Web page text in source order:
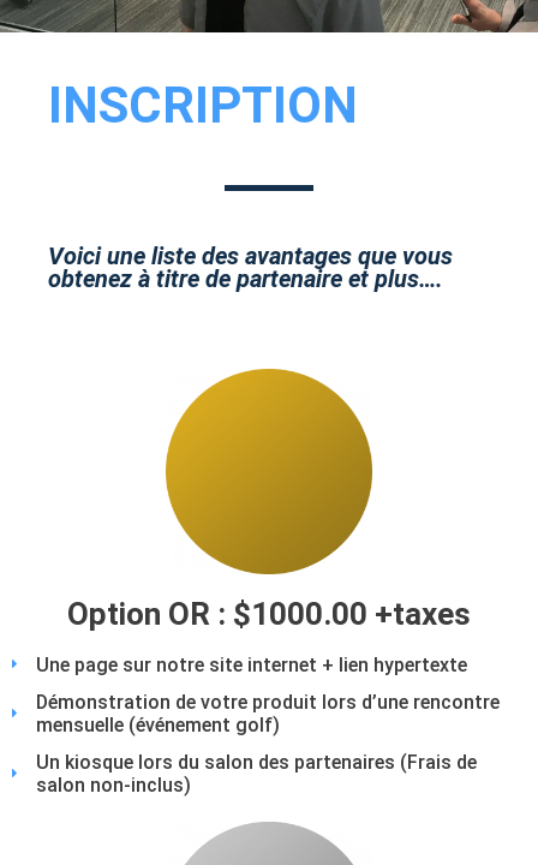
INSCRIPTION
Voici une liste des avantages que vous
obtenez à titre de partenaire et plus….
Option OR : $1000.00 +taxes
Une page sur notre site internet + lien hypertexte
Démonstration de votre produit lors d’une rencontre
mensuelle (événement golf)
Un kiosque lors du salon des partenaires (Frais de
salon non-inclus)